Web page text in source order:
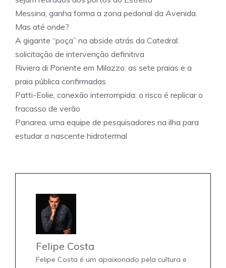
Messina, ganha forma a zona pedonal da Avenida.
Mas até onde?
A gigante “poça” na abside atrás da Catedral:
solicitação de intervenção definitiva
Riviera di Ponente em Milazzo: as sete praias e a
praia pública confirmadas
Patti-Eolie, conexão interrompida: o risco é replicar o
fracasso de verão
Panarea, uma equipe de pesquisadores na ilha para
estudar a nascente hidrotermal
Felipe Costa
Felipe Costa é um apaixonado pela cultura e